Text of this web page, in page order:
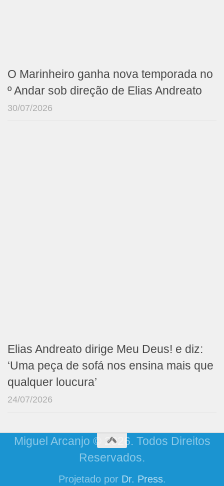
O Marinheiro ganha nova temporada no
º Andar sob direção de Elias Andreato
30/07/2026
Elias Andreato dirige Meu Deus! e diz:
‘Uma peça de sofá nos ensina mais que
qualquer loucura’
24/07/2026
Miguel Arcanjo © 2026. Todos Direitos
Reservados.
Projetado por Dr. Press.